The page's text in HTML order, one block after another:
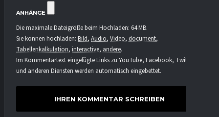
ANHÄNGE
Die maximale Dateigröße beim Hochladen: 64 MB.
Sie können hochladen: Bild, Audio, Video, document,
Tabellenkalkulation, interactive, andere.
Im Kommentartext eingefügte Links zu YouTube, Facebook, Twitter
und anderen Diensten werden automatisch eingebettet.